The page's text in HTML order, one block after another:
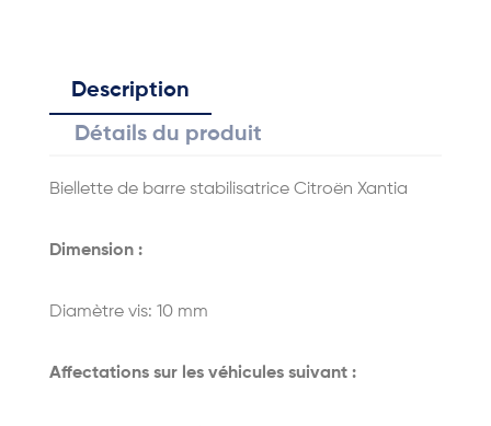
Description
Détails du produit
Biellette de barre stabilisatrice Citroën Xantia
Dimension :
Diamètre vis: 10 mm
Affectations sur les véhicules suivant :